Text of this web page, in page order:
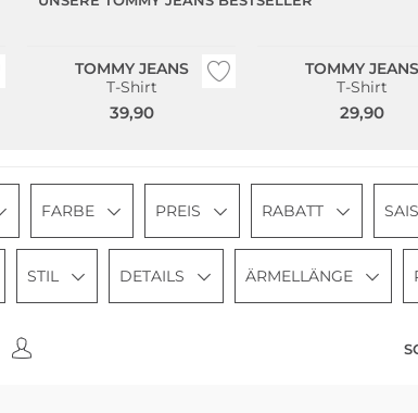
TOMMY JEANS
T-Shirt
39,90
TOMMY JEANS
T-Shirt
29,90
FARBE PREIS RABATT
STIL DETAILS ÄRMELLÄNGE